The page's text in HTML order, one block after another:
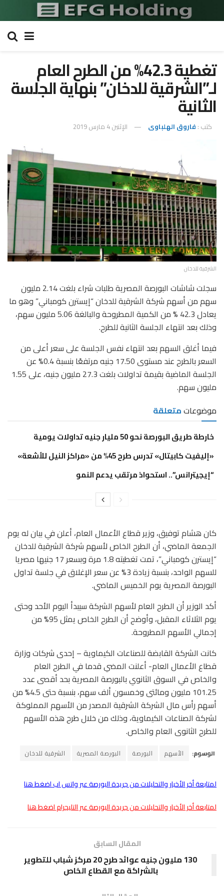
تغطية 42.3% من الطرح العام
لـ”الشرقية للدخان” بنهاية الجلسة
الثانية
كتب : فاروق الهلباوى الإثنين 4 مارس 2019
الشرقية للدخان
سجلت شاشات البورصة المصرية طلبات شراء بلغت 2.14 مليون
سهم من أسهم شركة الشرقية للدخان “إيسترن كومباني” وهو ما
يعادل 42.3 % من الكمية المطروحة والبالغة 5.06 مليون سهم،
وذلك بعد انتهاء الجلسة الثانية للطرح.
فيما أغلق السهم بعد انتهاء نفس الجلسة على سعر أعلى من
السعر بالطرح عند مستوى 17.50 جنيه مرتفعًا بنسبة 0.4% عن
الجلسة الماضية بقيمة تداولات بلغت 27.3 مليون جنيه، على 1.55
مليون سهم.
موضوعاتمتعلقة
خارطة طريق البورصة نحو 50 مليار جنيه تداولات يومية
«إليفيت كابيتال» تدرس طرح 45% من «مراكز النيل للأشعة»
“إيجيترانس”.. استحواذ مرتقب يدعم النمو
كان هشام توفيق، وزير قطاع الأعمال العام، أعلن في بيان له يوم
الجمعة الماضي، أن الطرح الخاص لأسهم شركة الشرقية للدخان
“إيسترن كومباني”، تمت تغطيته 1.8 مرة وبسعر 17 جنيها مصريا
للسهم الواحد، بنسبة زيادة 3% عن سعر الإغلاق في جلسة تداول
البورصة المصرية يوم الخميس الماضي.
أكد الوزير أن الطرح العام لأسهم الشركة سيبدأ اليوم الأحد وحتى
يوم الثلاثاء المقبل، وأوضح أن الطرح الخاص يمثل 95% من
إجمالي الأسهم المطروحة.
كانت الشركة القابضة للصناعات الكيماوية – إحدى شركات وزارة
قطاع الأعمال العام- أعلنت المضي قدما في الطرح العام
والخاص في السوق الثانوي بالبورصة المصرية بحد أقصى عدد
101.25 مليون ومائتى وخمسون ألف سهم، بنسبة حتى 4.5% من
أسهم رأس مال الشركة الشرقية المصدر من الأسهم المملوكة
لشركة الصناعات الكيماوية، وذلك من خلال طرح هذه الأسهم
للطرح الثانوى العام والخاص.
الوسوم: الأسهم البورصة البورصة المصرية الشرقية للدخان
لمتابعة أخر الأخبار والتحليلات من جريدة البورصة عبر واتس اب اضغط هنا
لمتابعة أخر الأخبار والتحليلات من جريدة البورصة عبر التليجرام اضغط هنا
المقال السابق
130 مليون جنيه عوائد طرح 20 مركز شباب للتطوير
بالشراكة مع القطاع الخاص